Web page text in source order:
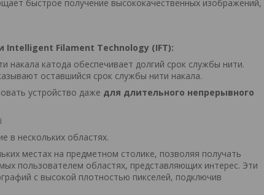
быстрое получение высококачественных изображений,
Intelligent Filament Technology (IFT):
накала катода обеспечивает долгий срок службы нити.
оставшийся срок службы нити накала.
устройство даже для длительного непрерывного
в нескольких областях.
местах на предметном столике, позволяя получать
пользователем областях, представляющих интерес. Эти
с высокой плотностью пикселей, подключив